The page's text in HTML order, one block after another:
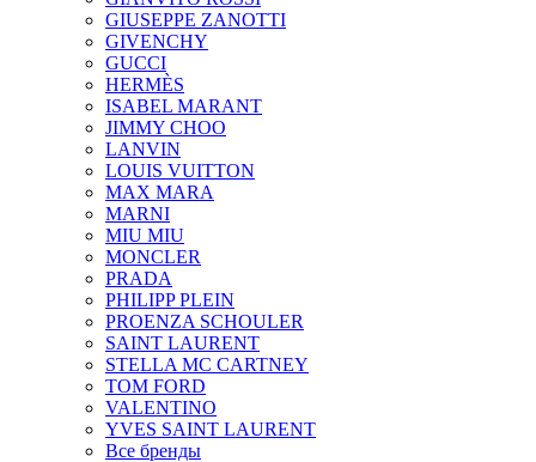
GIUSEPPE ZANOTTI
GIVENCHY
GUCCI
HERMÈS
ISABEL MARANT
JIMMY CHOO
LANVIN
LOUIS VUITTON
MAX MARA
MARNI
MIU MIU
MONCLER
PRADA
PHILIPP PLEIN
PROENZA SCHOULER
SAINT LAURENT
STELLA MC CARTNEY
TOM FORD
VALENTINO
YVES SAINT LAURENT
Все бренды